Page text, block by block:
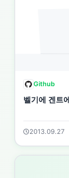
Github
벨기에 겐트
2013.09.27